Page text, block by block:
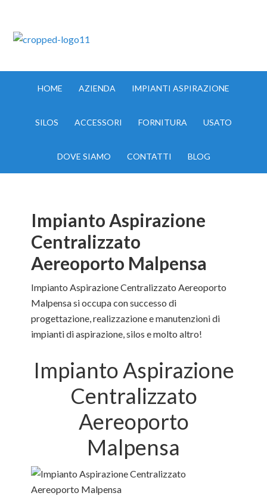
HOME AZIENDA IMPIANTI ASPIRAZIONE
SILOS ACCESSORI FORNITURA USATO
DOVE SIAMO CONTATTI BLOG
Impianto Aspirazione
Centralizzato
Aereoporto Malpensa
Impianto Aspirazione Centralizzato Aereoporto
Malpensa si occupa con successo di
progettazione, realizzazione e manutenzioni di
impianti di aspirazione, silos e molto altro!
Impianto Aspirazione
Centralizzato
Aereoporto
Malpensa